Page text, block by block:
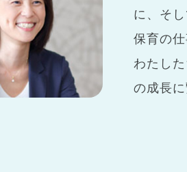
に、そ
保育の
わたし
の成長